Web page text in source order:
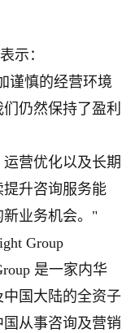
示：
慎的经营环境
仍然保持了盈利
营优化以及长期
升咨询服务能
业务机会。"
Group
是一家内华
国大陆的全资子
从事咨询及营销